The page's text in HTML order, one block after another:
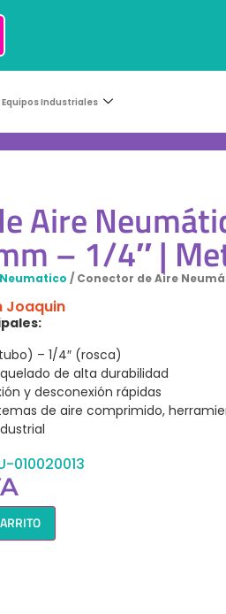
Equipos Industriales
Aire
– 1/4″ |
/ Conector de Aire
Joaquin
– 1/4″ (rosca)
de alta durabilidad
y desconexión rápidas
de aire comprimido,
010020013